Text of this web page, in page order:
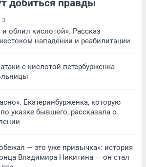
добиться правды
3
облил кислотой». Рассказ
нападении и реабилитации
с кислотой петербурженка
Екатеринбурженка, которую
указке бывшего, рассказала о
— это уже привычка»: история
Владимира Никитина — он стал